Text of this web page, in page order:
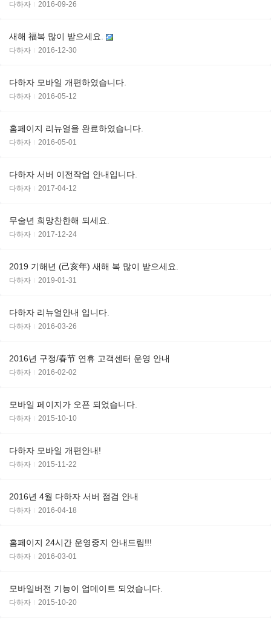
다하자 2016-09-26
새해 福복 많이 받으세요.
다하자 2016-12-30
다하자 모바일 개편하였습니다.
다하자 2016-05-12
홈페이지 리뉴얼을 완료하였습니다.
다하자 2016-05-01
다하자 서버 이전작업 안내입니다.
다하자 2017-04-12
무술년 희망찬한해 되세요.
다하자 2017-12-24
2019 기해년 (己亥年) 새해 복 많이 받으세요.
다하자 2019-01-31
다하자 리뉴얼안내 입니다.
다하자 2016-03-26
2016년 구정/春节 연휴 고객센터 운영 안내
다하자 2016-02-02
모바일 페이지가 오픈 되었습니다.
다하자 2015-10-10
다하자 모바일 개편안내!
다하자 2015-11-22
2016년 4월 다하자 서버 점검 안내
다하자 2016-04-18
홈페이지 24시간 운영중지 안내드림!!!
다하자 2016-03-01
모바일버전 기능이 업데이트 되었습니다.
다하자 2015-10-20